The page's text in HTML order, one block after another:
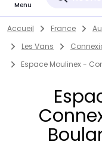
Accéder
Menu
Skip to content
Return to Nav
Accueil France
Les Vans
Espace Moulinex -